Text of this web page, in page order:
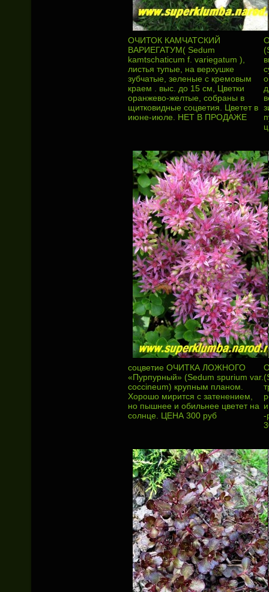
ОЧИТОК КАМЧАТСКИЙ
ВАРИЕГАТУМ( Sedum
kamtschaticum f. variegatum ),
листья тупые, на верхушке
зубчатые, зеленые с кремовым
краем . выс. до 15 см, Цветки
оранжево-желтые, собраны в
щитковидные соцветия. Цветет в
июне-июле. НЕТ В ПРОДАЖЕ
соцветие ОЧИТКА ЛОЖНОГО
«Пурпурный» (Sedum spurium var.
coccineum) крупным планом.
Хорошо мирится с затенением,
но пышнее и обильнее цветет на
солнце. ЦЕНА 300 руб
-